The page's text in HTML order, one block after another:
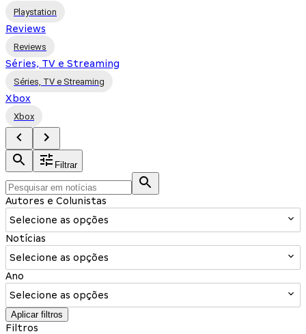
Playstation
Reviews
Reviews
Séries, TV e Streaming
Séries, TV e Streaming
Xbox
Xbox
Filtrar
Autores e Colunistas
Selecione as opções
Notícias
Selecione as opções
Ano
Selecione as opções
Aplicar filtros
Filtros